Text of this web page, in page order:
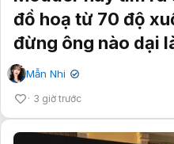
đồ hoạ từ 70 độ
đừng ông nào dại
Mẫn Nhi ✔
3 giờ trước